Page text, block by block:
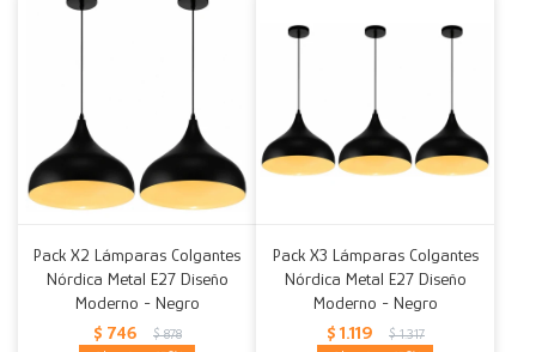
Pack X2 Lámparas Colgantes
Nórdica Metal E27 Diseño
Moderno - Negro
$ 746 $ 878
Pack X3 Lámparas Colgantes
Nórdica Metal E27 Diseño
Moderno - Negro
$ 1.119 $ 1.317